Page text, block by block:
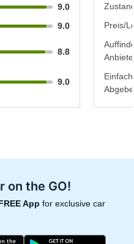
9.0
9.0
8.8
9.0
Preis/
on the GO!
FREE App for exclusive car